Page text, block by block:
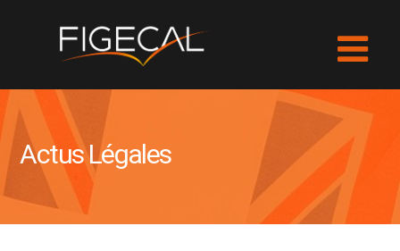
Actus Légales